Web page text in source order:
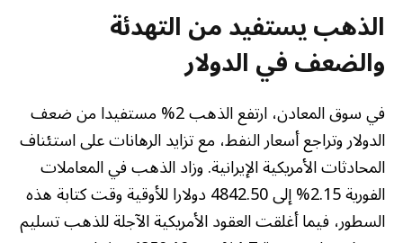
الذهب يستفيد من التهدئة
والضعف في الدولار
في سوق المعادن، ارتفع الذهب 2% مستفيدا من ضعف
الدولار وتراجع أسعار النفط، مع تزايد الرهانات على استئناف
المحادثات الأمريكية الإيرانية. وزاد الذهب في المعاملات
الفورية 2.15% إلى 4842.50 دولارا للأوقية وقت كتابة هذه
السطور، فيما أغلقت العقود الأمريكية الآجلة للذهب تسليم